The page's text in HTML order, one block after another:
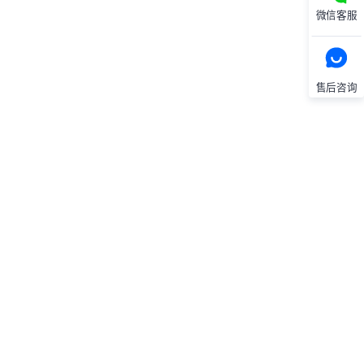
微信客服
售后咨询